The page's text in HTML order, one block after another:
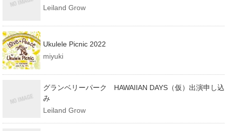
Leiland Grow
Ukulele Picnic 2022
miyuki
グランベリーパーク HAWAIIAN DAYS（仮）出演申し込
み
Leiland Grow